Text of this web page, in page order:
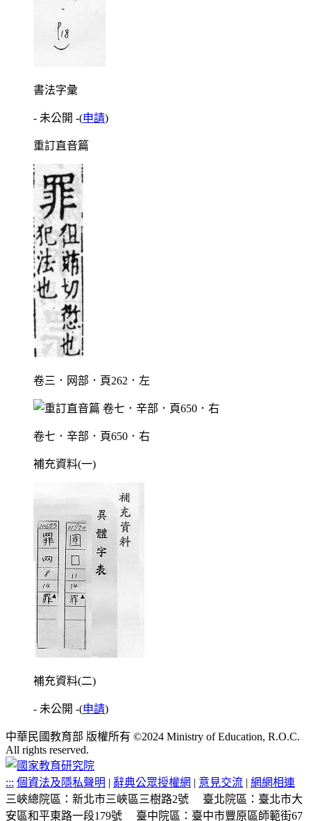
書法字彙
- 未公開 -(申請)
重訂直音篇
卷三．网部．頁262．左
卷七．辛部．頁650．右
補充資料(一)
補充資料(二)
- 未公開 -(申請)
中華民國教育部 版權所有 ©2024 Ministry of Education, R.O.C.
All rights reserved.
::: 個資法及隱私聲明 | 辭典公眾授權網 | 意見交流 | 網網相連
三峽總院區：新北市三峽區三樹路2號
臺北院區：臺北市大
安區和平東路一段179號
臺中院區：臺中市豐原區師範街67